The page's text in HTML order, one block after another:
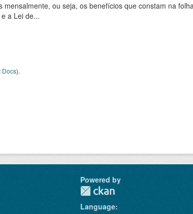
ou seja, os benefícios que constam na
a Lei de...
Docs).
Powered by
Language